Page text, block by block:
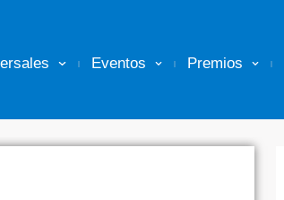
Eventos Premios